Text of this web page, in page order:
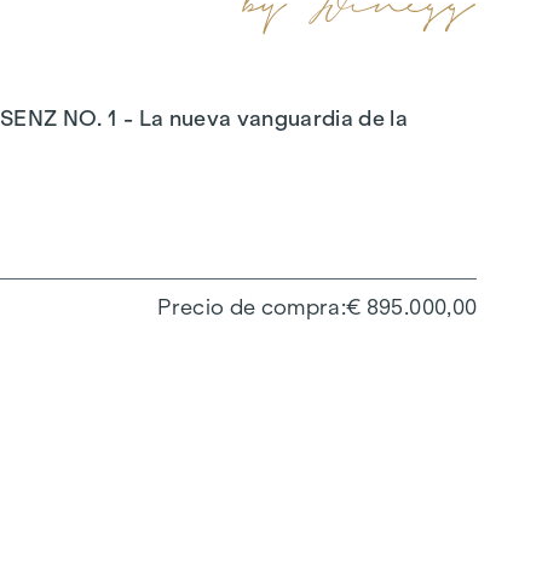
NO. 1 - La nueva vanguardia de la
Precio de compra € 895.000,00